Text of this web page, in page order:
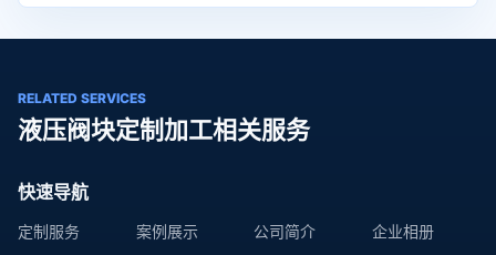
RELATED SERVICES
液压阀块定制加工相关服务
快速导航
定制服务 案例展示 公司简介
企业相册